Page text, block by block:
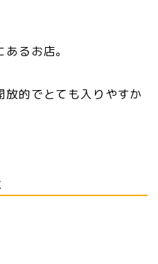
るお店。
的でとても入りやすか